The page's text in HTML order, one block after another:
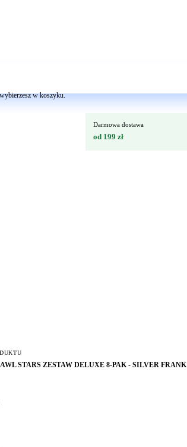
w koszyku.
Darmowa dostawa
od 199 zł
STARS ZESTAW DELUXE 8-PAK - SILVER FRANK